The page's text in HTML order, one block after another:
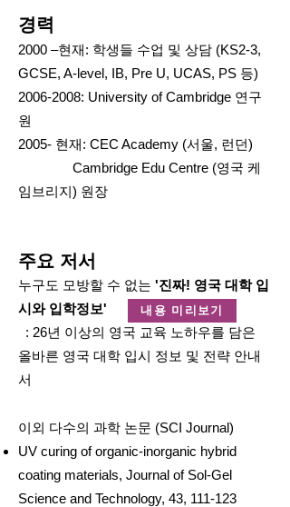
경력
2000 –현재: 학생들 수업 및 상담 (KS2-3,
GCSE, A-level, IB, Pre U, UCAS, PS 등)
2006-2008: University of Cambridge 연구
원
2005- 현재: CEC Academy (서울, 런던)
Cambridge Edu Centre (영국 케
임브리지) 원장
​주요 저서
누구도 모방할 수 없는 '진짜! 영국 대학입
시와 입학정보'
: 26년 이상의 영국 교육 노하우를 담은
올바른 영국 대학 입시 정보 및 전략 안내
서
이외 다수의 과학 논문 (SCI Journal)
UV curing of organic-inorganic hybrid
coating materials, Journal of Sol-Gel
Science and Technology, 43, 111-123
내용 미리보기